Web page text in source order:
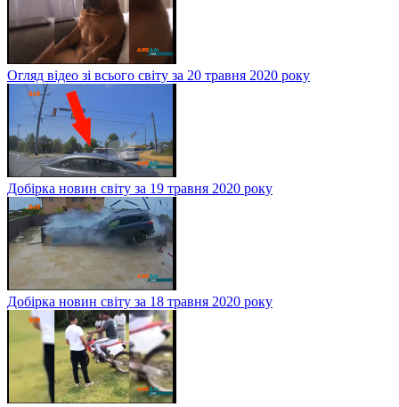
Огляд відео зі всього світу за 20 травня 2020 року
Добірка новин світу за 19 травня 2020 року
Добірка новин світу за 18 травня 2020 року